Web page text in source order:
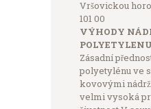
Vršovickou
101 00
VÝHODY
POLYETYLENU
Zásadní
polyetylénu ve
kovovými
velmi vysoká